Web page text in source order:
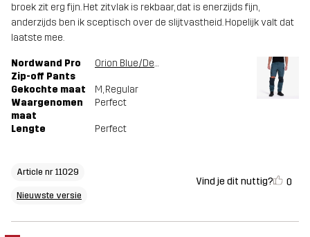
broek zit erg fijn. Het zitvlak is rekbaar, dat is enerzijds fijn,
anderzijds ben ik sceptisch over de slijtvastheid. Hopelijk valt dat
laatste mee.
Nordwand Pro
Zip-off Pants
Orion Blue/Deep Navy
Gekochte maat M, Regular
Waargenomen
maat
Perfect
Lengte Perfect
Article nr 11029
Nieuwste versie
Vind je dit nuttig? 0